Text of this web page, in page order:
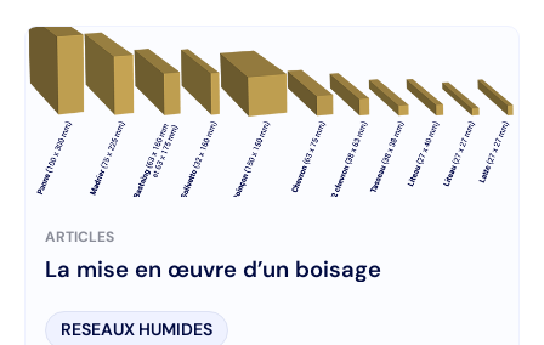
ARTICLES
La mise en œuvre d’un boisage
RESEAUX HUMIDES